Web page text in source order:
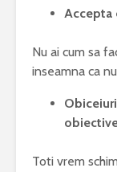
Accepta
Nu ai cum sa
inseamna ca
Toti vrem